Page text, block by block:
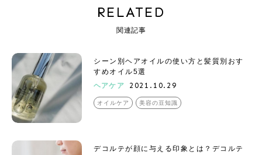
RELATED
関連記事
シーン別ヘアオイルの使い方と髪質別おす
すめオイル5選
ヘアケア
2021.10.29
オイルケア 美容の豆知識
デコルテが顔に与える印象とは？デコルテ